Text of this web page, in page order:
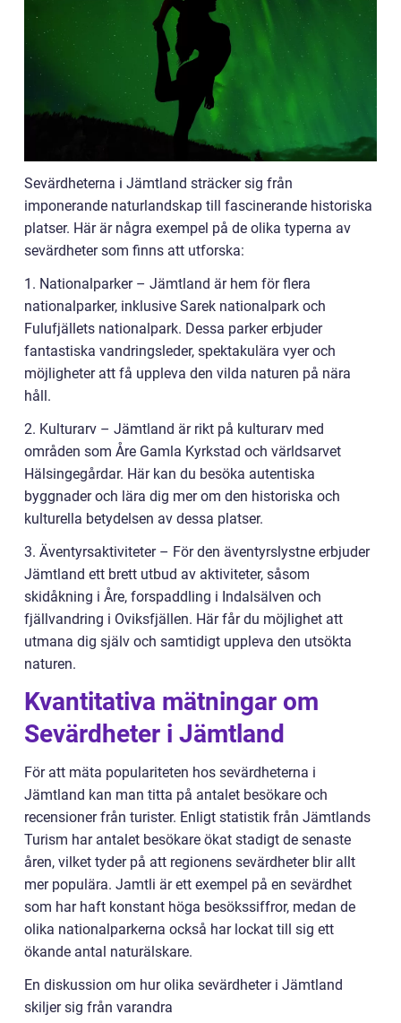
Sevärdheterna i Jämtland sträcker sig från
imponerande naturlandskap till fascinerande historiska
platser. Här är några exempel på de olika typerna av
sevärdheter som finns att utforska:
1. Nationalparker – Jämtland är hem för flera
nationalparker, inklusive Sarek nationalpark och
Fulufjällets nationalpark. Dessa parker erbjuder
fantastiska vandringsleder, spektakulära vyer och
möjligheter att få uppleva den vilda naturen på nära
håll.
2. Kulturarv – Jämtland är rikt på kulturarv med
områden som Åre Gamla Kyrkstad och världsarvet
Hälsingegårdar. Här kan du besöka autentiska
byggnader och lära dig mer om den historiska och
kulturella betydelsen av dessa platser.
3. Äventyrsaktiviteter – För den äventyrslystne erbjuder
Jämtland ett brett utbud av aktiviteter, såsom
skidåkning i Åre, forspaddling i Indalsälven och
fjällvandring i Oviksfjällen. Här får du möjlighet att
utmana dig själv och samtidigt uppleva den utsökta
naturen.
Kvantitativa mätningar om
Sevärdheter i Jämtland
För att mäta populariteten hos sevärdheterna i
Jämtland kan man titta på antalet besökare och
recensioner från turister. Enligt statistik från Jämtlands
Turism har antalet besökare ökat stadigt de senaste
åren, vilket tyder på att regionens sevärdheter blir allt
mer populära. Jamtli är ett exempel på en sevärdhet
som har haft konstant höga besökssiffror, medan de
olika nationalparkerna också har lockat till sig ett
ökande antal naturälskare.
En diskussion om hur olika sevärdheter i Jämtland
skiljer sig från varandra